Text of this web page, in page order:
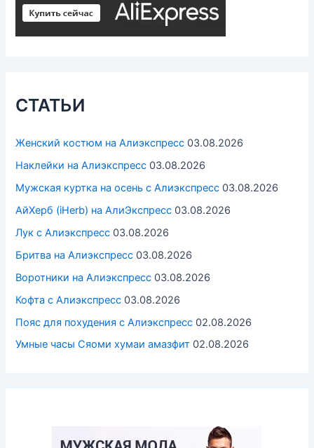
СТАТЬИ
Женский костюм на Алиэкспресс 03.08.2026
Наклейки на Алиэкспресс 03.08.2026
Мужская куртка на осень с Алиэкспресс 03.08.2026
АйХерб (iHerb) на АлиЭкспресс 03.08.2026
Лук с Алиэкспресс 03.08.2026
Бритва на Алиэкспресс 03.08.2026
Воротники на Алиэкспресс 03.08.2026
Кофта с Алиэкспресс 03.08.2026
Пояс для похудения с Алиэкспресс 02.08.2026
Умные часы Cяоми хумаи амазфит 02.08.2026